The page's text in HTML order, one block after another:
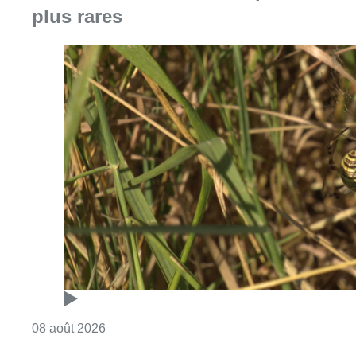
08 août 2026Consulter l'article "Au Moeraske, Bart
Marathon de contrôles de vitesse
ce week-end: “Une moto a été
flashée à 121 km/h sur l’avenue de
Tervuren”